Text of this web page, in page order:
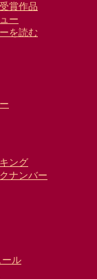
賞作品
ー
を読む
ング
ナンバー
ール